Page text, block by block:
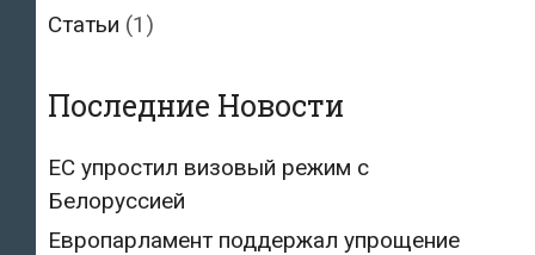
Статьи (1)
Последние Новости
ЕС упростил визовый режим с
Белоруссией
Европарламент поддержал упрощение